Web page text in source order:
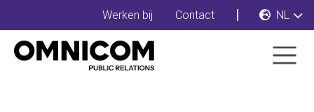
Werken bij Contact NL